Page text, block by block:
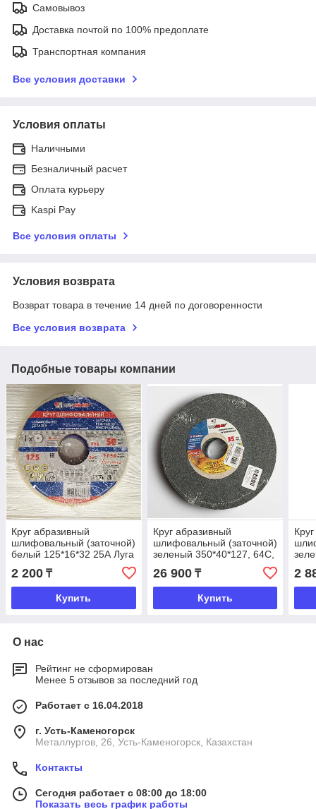
Самовывоз
Доставка почтой по 100% предоплате
Транспортная компания
Все условия доставки
Условия оплаты
Наличными
Безналичный расчет
Оплата курьеру
Kaspi Pay
Все условия оплаты
Условия возврата
Возврат товара в течение 14 дней по договоренности
Все условия возврата
Подобные товары компании
Круг абразивный
шлифовальный (заточной)
белый 125*16*32 25А Луга
2 200 ₸
Купить
Круг абразивный
шлифовальный (заточной)
зеленый 350*40*127, 64С,
F60 K-L (25H) Луга
26 900₸
Купить
2
О нас
Рейтинг не сформирован
Менее 5 отзывов за последний год
Работает с 16.04.2018
г. Усть-Каменогорск
Металлургов, 26, Усть-Каменогорск, Казахстан
Контакты
Сегодня работает с 08:00 до 18:00
Показать весь график работы